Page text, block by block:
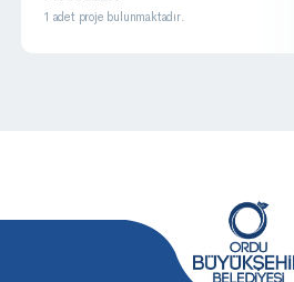
1 adet proje bulunmaktadır.